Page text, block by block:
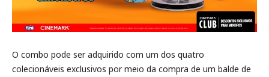
O combo pode ser adquirido com um dos quatro
colecionáveis exclusivos por meio da compra de um balde de